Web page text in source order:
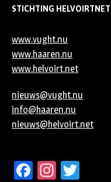
STICHTING HELVOIRTNET
www.vught.nu
www.haaren.nu
www.helvoirt.net
nieuws@vught.nu
info@haaren.nu
nieuws@helvoirt.net
Facebook